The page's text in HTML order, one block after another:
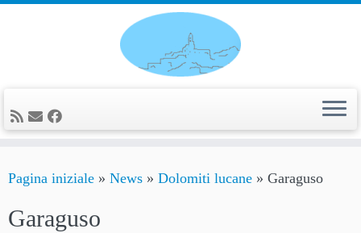
Pagina iniziale » News » Dolomiti lucane » Garaguso
Garaguso